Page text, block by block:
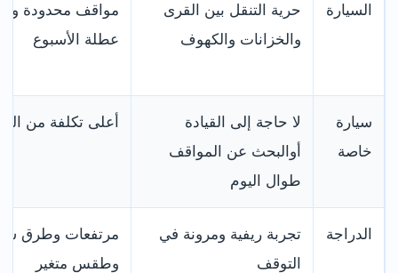
السيارة
حرية التنقل بين القرى
والخزانات والكهوف
مواقف محدودة
عطلة الأسبوع
سيارة
خاصة
لا حاجة إلى القيادة
أوالبحث عن المواقف
طوال اليوم
أعلى تكلفة من
الدراجة
تجربة ريفية ومرونة في
التوقف
مرتفعات وطرق
وطقس متغير